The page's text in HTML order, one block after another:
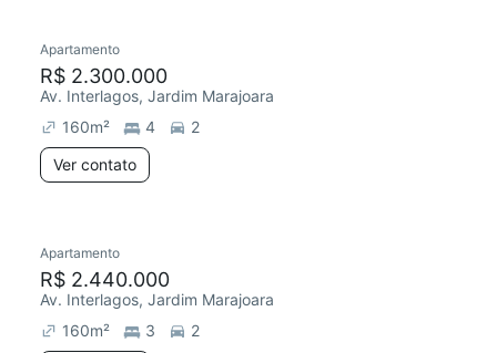
Apartamento
R$ 2.300.000
Av. Interlagos, Jardim Marajoara
160m² 4
2
Ver contato
Apartamento
R$ 2.440.000
Av. Interlagos, Jardim Marajoara
160m² 3
2